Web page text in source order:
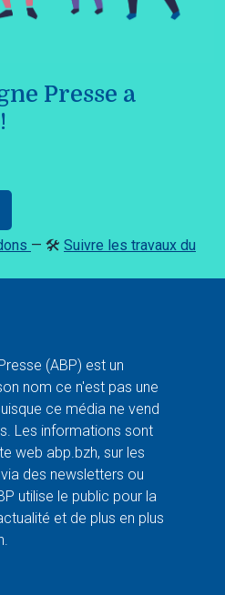
Presse a
— 🛠️ Suivre les travaux du
(ABP) est un
nom ce n'est pas une
ce média ne vend
Les informations sont
web abp.bzh, sur les
des newsletters ou
utilise le public pour la
et de plus en plus